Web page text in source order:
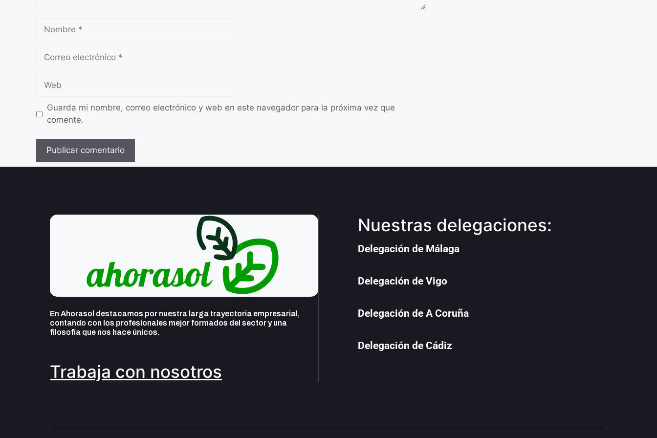
Guarda mi nombre, correo electrónico y web en este navegador para la próxima vez que
comente.
En Ahorasol destacamos por nuestra larga trayectoria empresarial,
contando con los profesionales mejor formados del sector y una
filosofía que nos hace únicos.
Trabaja con nosotros
Nuestras delegaciones:
Delegación de Málaga
Delegación de Vigo
Delegación de A Coruña
Delegación de Cádiz